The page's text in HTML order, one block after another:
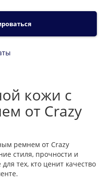
кожи с
от Crazy
ремнем от Crazy
стиля, прочности и
тех, кто ценит качество